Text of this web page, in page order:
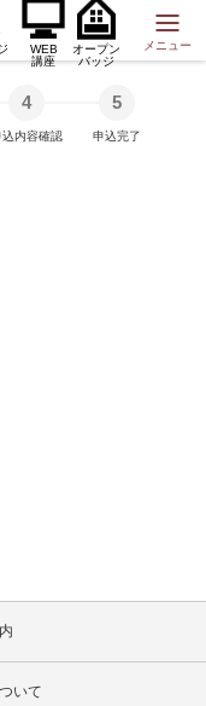
WEB
講座
オープン
バッジ
メニュー
4
込内容確認
5
申込完了
いて